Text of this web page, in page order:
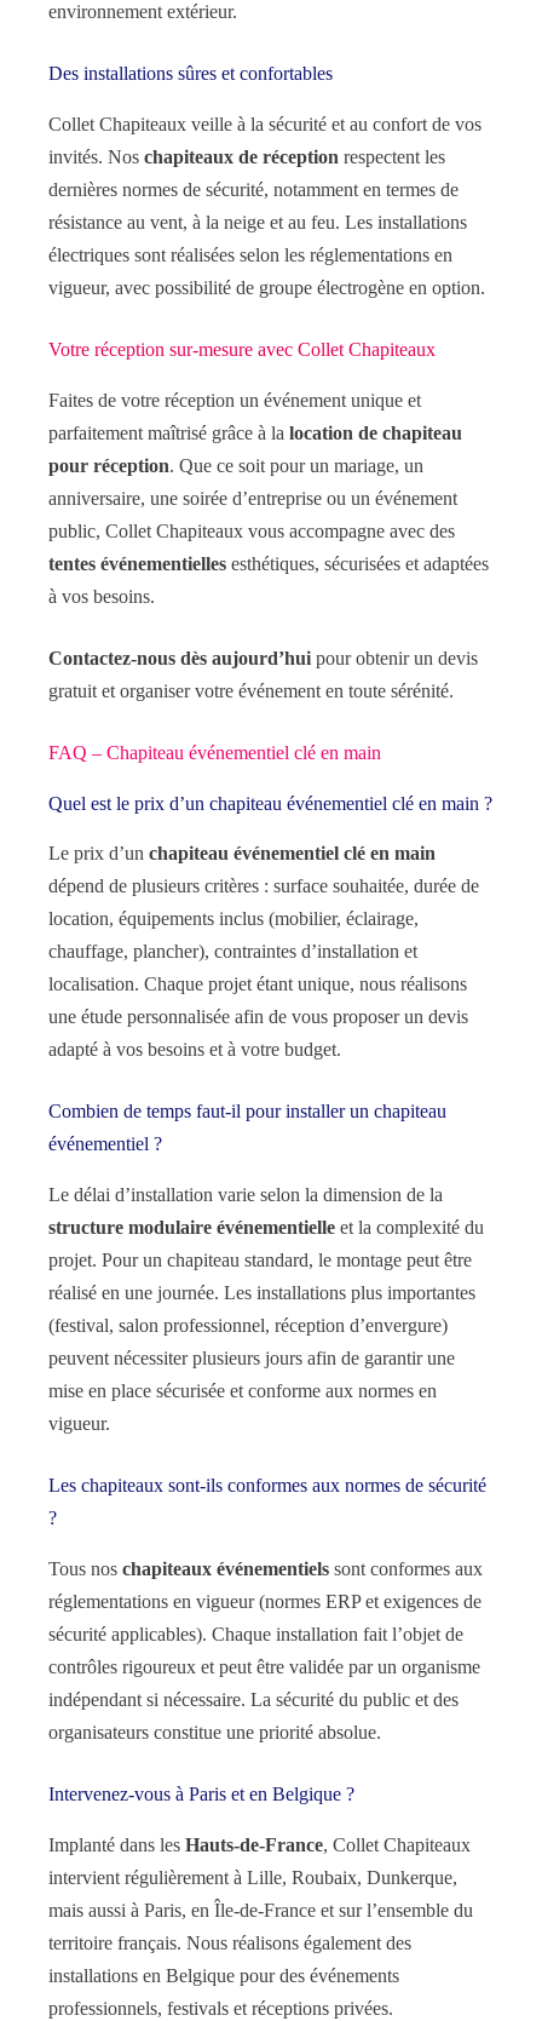
environnement extérieur.
Des installations sûres et confortables
Collet Chapiteaux veille à la sécurité et au confort de vos
invités. Nos chapiteaux de réception respectent les
dernières normes de sécurité, notamment en termes de
résistance au vent, à la neige et au feu. Les installations
électriques sont réalisées selon les réglementations en
vigueur, avec possibilité de groupe électrogène en option.
Votre réception sur-mesure avec Collet Chapiteaux
Faites de votre réception un événement unique et
parfaitement maîtrisé grâce à la location de chapiteau
pour réception. Que ce soit pour un mariage, un
anniversaire, une soirée d’entreprise ou un événement
public, Collet Chapiteaux vous accompagne avec des
tentes événementielles esthétiques, sécurisées et adaptées
à vos besoins.
Contactez-nous dès aujourd’hui pour obtenir un devis
gratuit et organiser votre événement en toute sérénité.
FAQ – Chapiteau événementiel clé en main
Quel est le prix d’un chapiteau événementiel clé en main ?
Le prix d’un chapiteau événementiel clé en main
dépend de plusieurs critères : surface souhaitée, durée de
location, équipements inclus (mobilier, éclairage,
chauffage, plancher), contraintes d’installation et
localisation. Chaque projet étant unique, nous réalisons
une étude personnalisée afin de vous proposer un devis
adapté à vos besoins et à votre budget.
Combien de temps faut-il pour installer un chapiteau
événementiel ?
Le délai d’installation varie selon la dimension de la
structure modulaire événementielle et la complexité du
projet. Pour un chapiteau standard, le montage peut être
réalisé en une journée. Les installations plus importantes
(festival, salon professionnel, réception d’envergure)
peuvent nécessiter plusieurs jours afin de garantir une
mise en place sécurisée et conforme aux normes en
vigueur.
Les chapiteaux sont-ils conformes aux normes de sécurité
?
Tous nos chapiteaux événementiels sont conformes aux
réglementations en vigueur (normes ERP et exigences de
sécurité applicables). Chaque installation fait l’objet de
contrôles rigoureux et peut être validée par un organisme
indépendant si nécessaire. La sécurité du public et des
organisateurs constitue une priorité absolue.
Intervenez-vous à Paris et en Belgique ?
Implanté dans les Hauts-de-France, Collet Chapiteaux
intervient régulièrement à Lille, Roubaix, Dunkerque,
mais aussi à Paris, en Île-de-France et sur l’ensemble du
territoire français. Nous réalisons également des
installations en Belgique pour des événements
professionnels, festivals et réceptions privées.